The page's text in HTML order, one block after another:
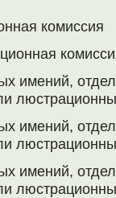
комиссия
имений,
имений,
имений,